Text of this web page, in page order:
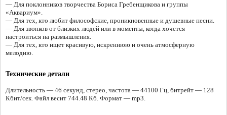
— Для поклонников творчества Бориса Гребенщикова и группы
«Аквариум».
— Для тех, кто любит философские, проникновенные и душевные песни.
— Для звонков от близких людей или в моменты, когда хочется
настроиться на размышления.
— Для тех, кто ищет красивую, искреннюю и очень атмосферную
мелодию.
Технические детали
Длительность — 46 секунд, стерео, частота — 44100 Гц, битрейт — 128
Кбит/сек. Файл весит 744.48 Кб. Формат — mp3.